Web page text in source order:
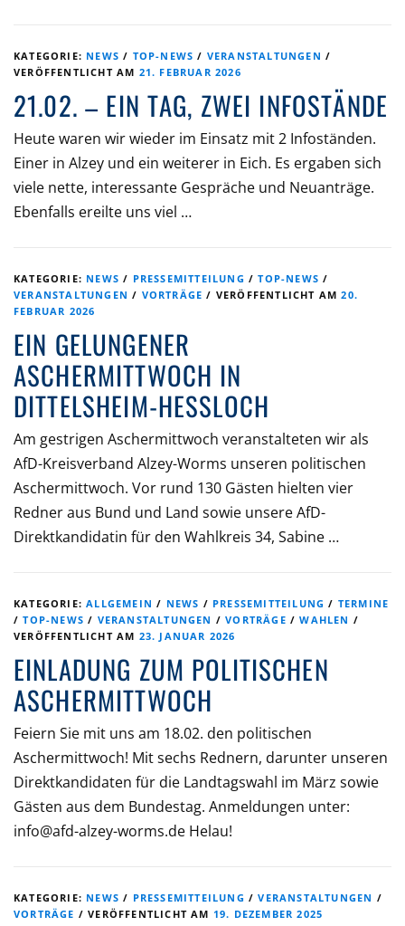
KATEGORIE: NEWS / TOP-NEWS / VERANSTALTUNGEN /
VERÖFFENTLICHT AM 21. FEBRUAR 2026
21.02. – EIN TAG, ZWEI INFOSTÄNDE
Heute waren wir wieder im Einsatz mit 2 Infoständen.
Einer in Alzey und ein weiterer in Eich. Es ergaben sich
viele nette, interessante Gespräche und Neuanträge.
Ebenfalls ereilte uns viel …
KATEGORIE: NEWS / PRESSEMITTEILUNG /TOP-NEWS /
VERANSTALTUNGEN / VORTRÄGE / VERÖFFENTLICHT AM20.
FEBRUAR 2026
EIN GELUNGENER
ASCHERMITTWOCH IN
DITTELSHEIM-HESSLOCH
Am gestrigen Aschermittwoch veranstalteten wir als
AfD-Kreisverband Alzey-Worms unseren politischen
Aschermittwoch. Vor rund 130 Gästen hielten vier
Redner aus Bund und Land sowie unsere AfD-
Direktkandidatin für den Wahlkreis 34, Sabine …
KATEGORIE:ALLGEMEIN / NEWS / PRESSEMITTEILUNG / TERMINE
/TOP-NEWS / VERANSTALTUNGEN /VORTRÄGE /WAHLEN /
VERÖFFENTLICHT AM 23. JANUAR 2026
EINLADUNG ZUM POLITISCHEN
ASCHERMITTWOCH
Feiern Sie mit uns am 18.02. den politischen
Aschermittwoch! Mit sechs Rednern, darunter unseren
Direktkandidaten für die Landtagswahl im März sowie
Gästen aus dem Bundestag. Anmeldungen unter:
info@afd-alzey-worms.de Helau!
KATEGORIE: NEWS / PRESSEMITTEILUNG /VERANSTALTUNGEN /
VORTRÄGE /VERÖFFENTLICHT AM 19. DEZEMBER 2025